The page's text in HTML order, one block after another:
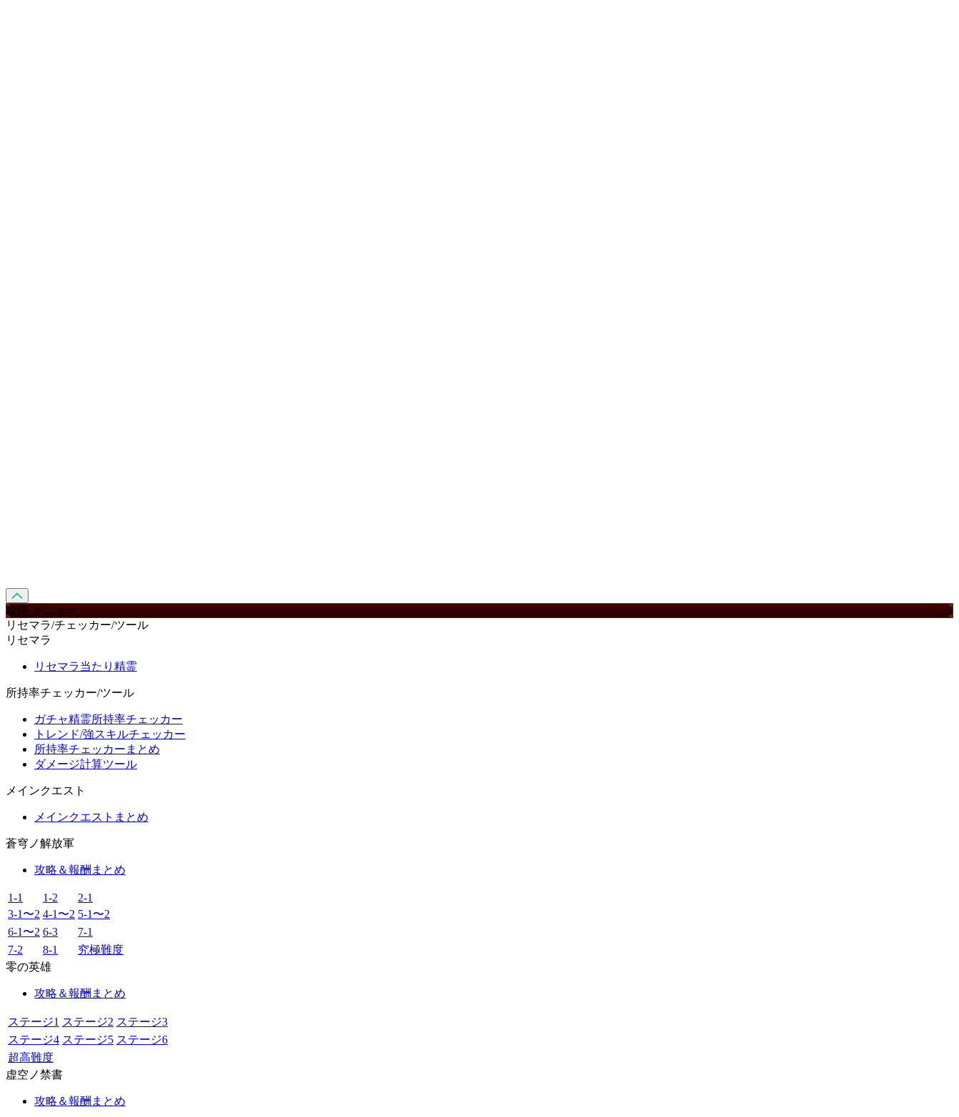
攻略 メニュー
リセマラ/チェッカー/ツール
リセマラ
リセマラ当たり精霊
所持率チェッカー/ツール
ガチャ精霊所持率チェッカー
トレンド/強スキルチェッカー
所持率チェッカーまとめ
ダメージ計算ツール
メインクエスト
メインクエストまとめ
蒼穹ノ解放軍
攻略＆報酬まとめ
1-1 1-2
2-1
3-1〜2 4-1〜2 5-1〜2
6-1〜2 6-3
7-1
7-2
8-1
究極難度
零の英雄
攻略＆報酬まとめ
ステージ1 ステージ2 ステージ3
ステージ4 ステージ5 ステージ6
超高難度
虚空ノ禁書
攻略＆報酬まとめ